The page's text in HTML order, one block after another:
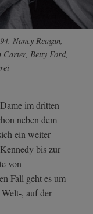
Nancy Reagan,
Betty Ford,
im dritten
neben dem
ein weiter
bis zur
von
Fall geht es um
, auf der